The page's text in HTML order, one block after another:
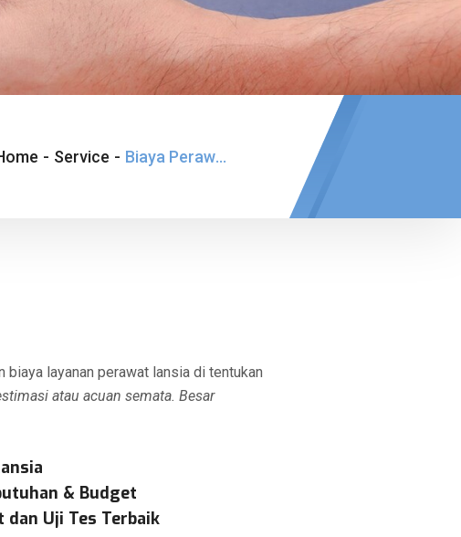
- Service - Biaya Perawat Lansia Pik
biaya layanan perawat lansia di tentukan
atau acuan semata. Besar
& Budget
Uji Tes Terbaik